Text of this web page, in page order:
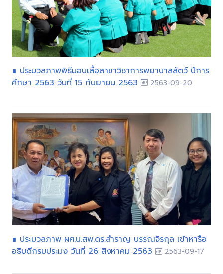
∎ ประมวลภาพพิธีมอบเสื้อสาขาวิชาการพยาบาลสัตว์ ปีการ
ศึกษา 2563 วันที่ 15 กันยายน 2563
2563-09-20
∎ ประมวลภาพ ผศ.น.สพ.ดร.สำราญ บรรณจิรกุล เข้าหารือ
อธิบดีกรมประมง วันที่ 26 สิงหาคม 2563
2563-09-17